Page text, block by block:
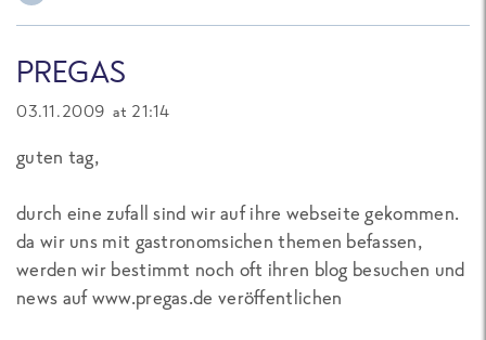
PREGAS
03.11.2009 at 21:14
guten tag,
durch eine zufall sind wir auf ihre webseite gekommen.
da wir uns mit gastronomsichen themen befassen,
werden wir bestimmt noch oft ihren blog besuchen und
news auf www.pregas.de veröffentlichen